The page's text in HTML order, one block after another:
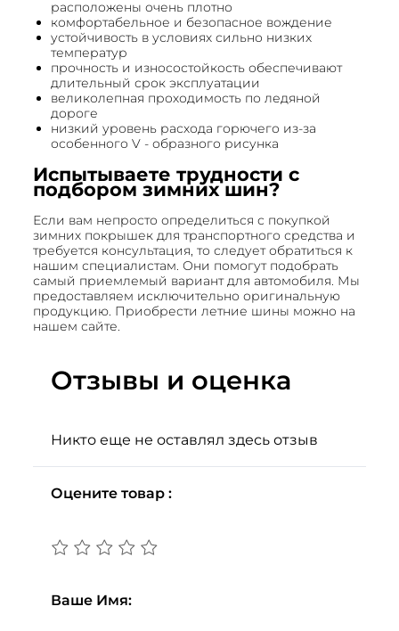
расположены очень плотно
комфортабельное и безопасное вождение
устойчивость в условиях сильно низких
температур
прочность и износостойкость обеспечивают
длительный срок эксплуатации
великолепная проходимость по ледяной
дороге
низкий уровень расхода горючего из-за
особенного V - образного рисунка
Испытываете трудности с
подбором зимних шин?
Если вам непросто определиться с покупкой
зимних покрышек для транспортного средства и
требуется консультация, то следует обратиться к
нашим специалистам. Они помогут подобрать
самый приемлемый вариант для автомобиля. Мы
предоставляем исключительно оригинальную
продукцию. Приобрести летние шины можно на
нашем сайте.
Отзывы и оценка
Никто еще не оставлял здесь отзыв
Оцените товар :
Ваше Имя: